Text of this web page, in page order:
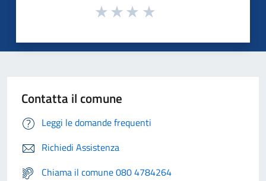
Contatta il comune
Leggi le domande frequenti
Richiedi Assistenza
Chiama il comune 080 4784264